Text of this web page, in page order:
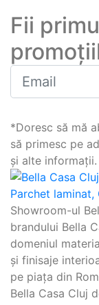
Fii
*Doresc să mă
să primesc pe
și alte informații.
Showroom-ul
brandului Bella
domeniul
și finisaje
pe piața din
Bella Casa Cluj